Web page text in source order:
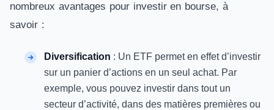
nombreux avantages pour investir en bourse, à
savoir :
Diversification : Un ETF permet en effet d’investir
sur un panier d’actions en un seul achat. Par
exemple, vous pouvez investir dans tout un
secteur d’activité, dans des matières premières ou